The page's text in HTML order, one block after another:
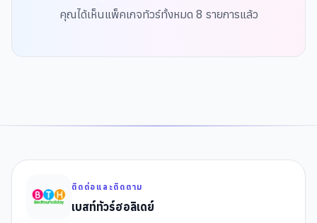
คุณได้เห็นแพ็คเกจทัวร์ทั้งหมด 8 รายการแล้ว
ติดต่อและติดตาม
เบสท์ทัวร์ฮอลิเดย์